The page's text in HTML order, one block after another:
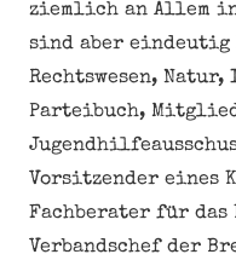
ziemlich an Allem
sind aber
Rechtswesen,
Parteibuch,
Vorsitzender eines
Fachberater für das
Verbandschef der